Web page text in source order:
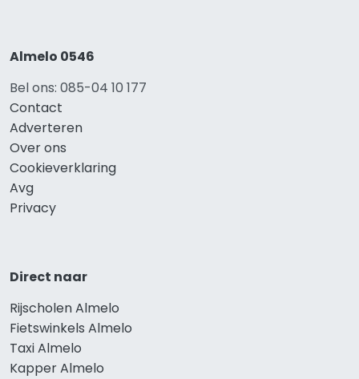
Almelo 0546
Bel ons: 085-04 10 177
Contact
Adverteren
Over ons
Cookieverklaring
Avg
Privacy
Direct naar
Rijscholen Almelo
Fietswinkels Almelo
Taxi Almelo
Kapper Almelo